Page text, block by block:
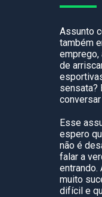
Assunto
também
de
sensata?
Esse
espero
não é
falar a
muito
difícil e